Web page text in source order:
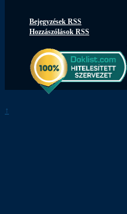
Bejegyzések RSS
Hozzászólások RSS
↑